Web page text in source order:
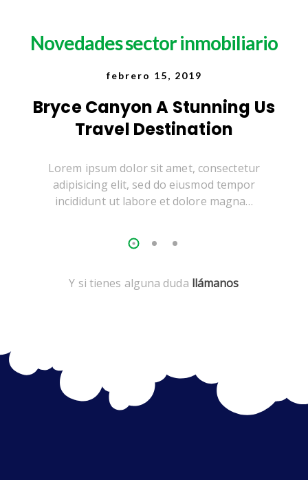
Novedades sector inmobiliario
febrero 15, 2019
Bryce Canyon A Stunning Us
Travel Destination
Lorem ipsum dolor sit amet, consectetur
adipisicing elit, sed do eiusmod tempor
incididunt ut labore et dolore magna…
Y si tienes alguna duda llámanos